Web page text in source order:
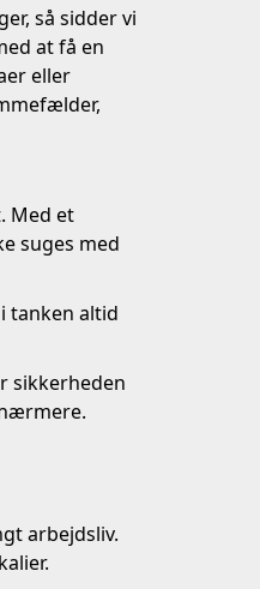
så sidder vi
at få en
eller
Med et
suges med
tanken altid
sikkerheden
arbejdsliv.